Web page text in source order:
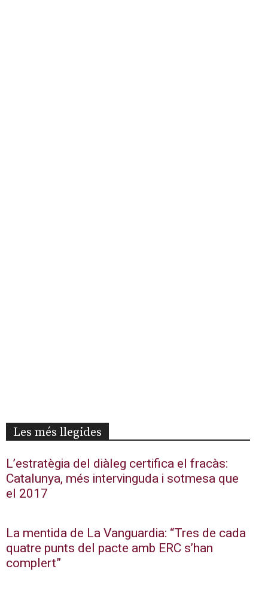
Les més llegides
L’estratègia del diàleg certifica el fracàs:
Catalunya, més intervinguda i sotmesa que
el 2017
La mentida de La Vanguardia: “Tres de cada
quatre punts del pacte amb ERC s’han
complert”